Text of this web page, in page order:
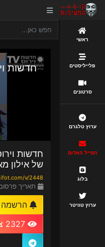
ראשי
פלייליסטים
סרטונים
ערוץ טלגרם
המייל האדום
בלוג
ערוץ טוויטר
של אילון מאסק •
v/2448
תאריך פרסום: 24.11.2022
הרשמה